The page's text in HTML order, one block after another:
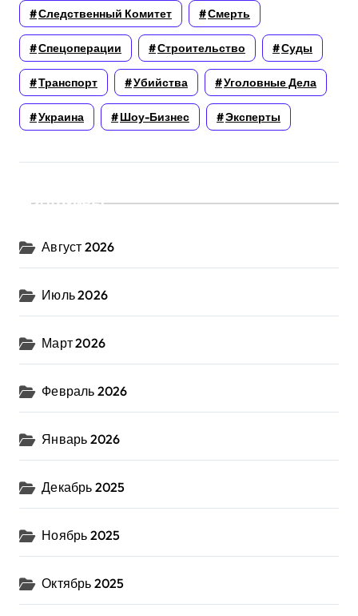
Следственный Комитет Смерть
Спецоперации Строительство Суды
Транспорт Убийства Уголовные Дела
Украина Шоу-Бизнес Эксперты
Архивы
Август 2026
Июль 2026
Март 2026
Февраль 2026
Январь 2026
Декабрь 2025
Ноябрь 2025
Октябрь 2025